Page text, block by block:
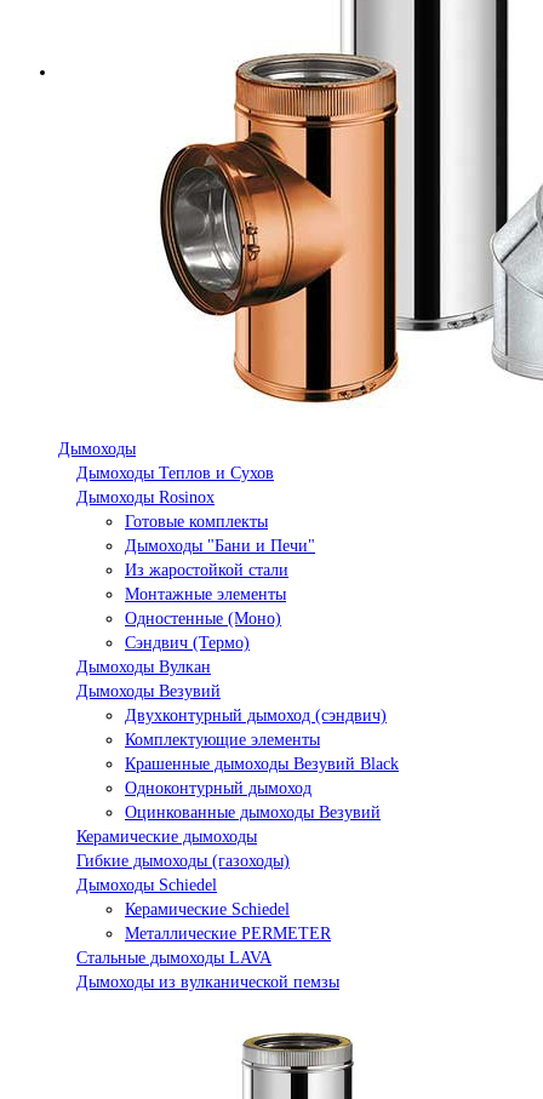
Дымоходы
Дымоходы Теплов и Сухов
Дымоходы Rosinox
Готовые комплекты
Дымоходы "Бани и Печи"
Из жаростойкой стали
Монтажные элементы
Одностенные (Моно)
Сэндвич (Термо)
Дымоходы Вулкан
Дымоходы Везувий
Двухконтурный дымоход (сэндвич)
Комплектующие элементы
Крашенные дымоходы Везувий Black
Одноконтурный дымоход
Оцинкованные дымоходы Везувий
Керамические дымоходы
Гибкие дымоходы (газоходы)
Дымоходы Schiedel
Керамические Schiedel
Металлические PERMETER
Стальные дымоходы LAVA
Дымоходы из вулканической пемзы